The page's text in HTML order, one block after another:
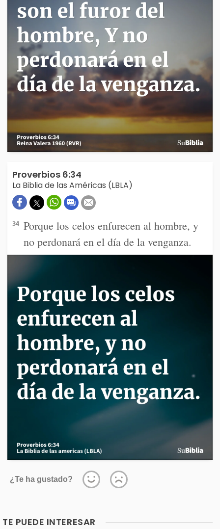
Proverbios 6:34
La Biblia de las Américas (LBLA)
34 Porque los celos enfurecen al hombre, y
no perdonará en el día de la venganza.
¿Te ha gustado?
TE PUEDE INTERESAR